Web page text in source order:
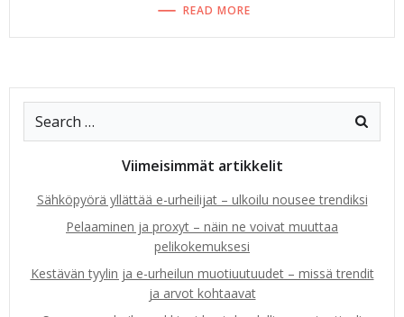
READ MORE
Viimeisimmät artikkelit
Sähköpyörä yllättää e-urheilijat – ulkoilu nousee trendiksi
Pelaaminen ja proxyt – näin ne voivat muuttaa
pelikokemuksesi
Kestävän tyylin ja e-urheilun muotiuutuudet – missä trendit
ja arvot kohtaavat